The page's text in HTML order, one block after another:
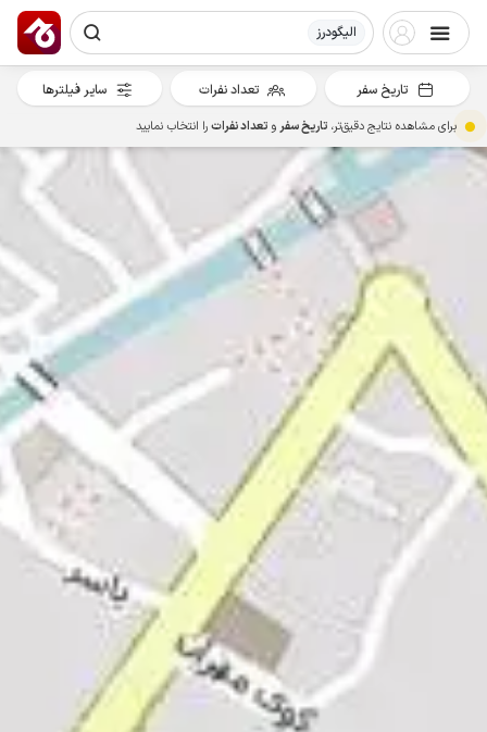
الیگودرز
تاریخ سفر تعداد نفرات سایر فیلترها
برای مشاهده نتایج دقیق‌تر، تاریخ سفرو تعداد نفراترا انتخاب نمایید